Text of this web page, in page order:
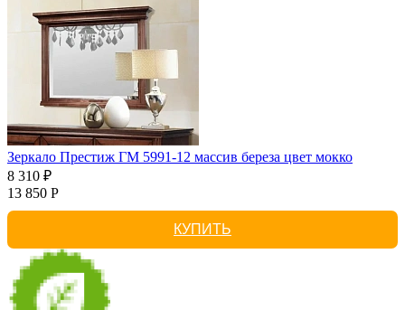
Зеркало Престиж ГМ 5991-12 массив береза цвет мокко
8 310 ₽
13 850 Р
КУПИТЬ